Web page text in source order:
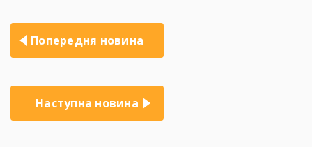
Навігація
записів
Попередня новина
Наступна новина